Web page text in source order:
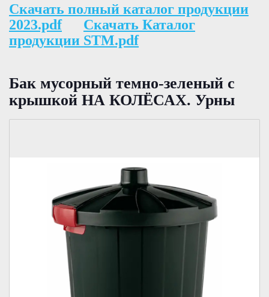
Скачать полный каталог продукции
2023.pdf
Скачать Каталог
продукции STM.pdf
Бак мусорный темно-зеленый с
крышкой НА КОЛЁСАХ. Урны